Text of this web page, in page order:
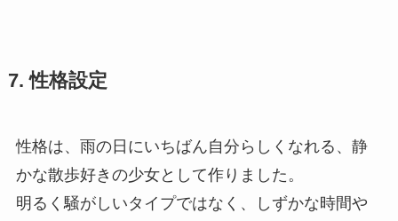
7. 性格設定
性格は、雨の日にいちばん自分らしくなれる、静
かな散歩好きの少女として作りました。
明るく騒がしいタイプではなく、しずかな時間や